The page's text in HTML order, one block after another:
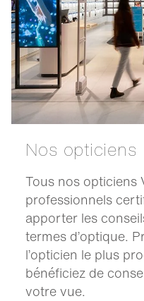
Nos opticiens
Tous nos opticiens
professionnels
apporter les
termes d’optique.
l’opticien le plus
bénéficiez de
votre vue.